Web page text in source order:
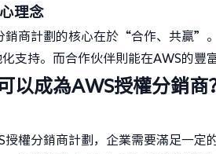
理念
銷商計劃的核心在於“合作、共贏”
支持。而合作伙伴則能在AWS的豐
以成為AWS授權分銷商
授權分銷商計劃，企業需要滿足一定